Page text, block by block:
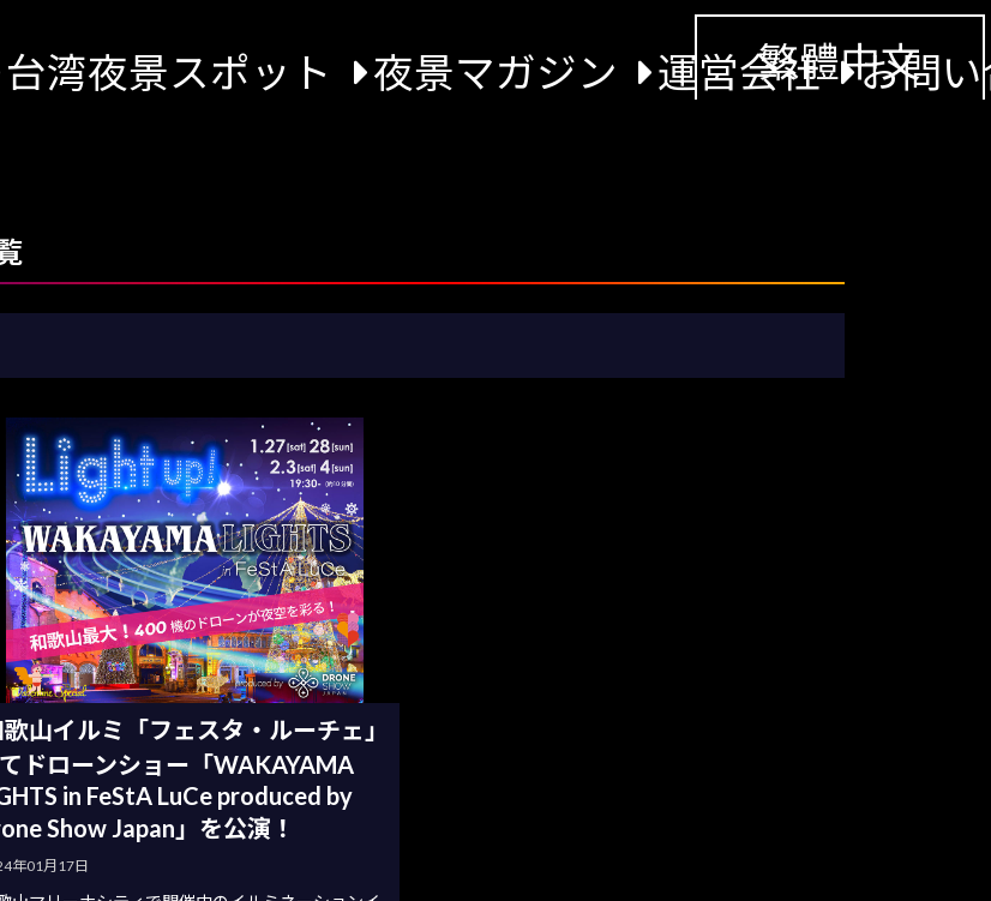
台湾夜景スポット 夜景マガジン 運営会社 お問
繁體中文
山イルミ「フェスタ・ルーチェ」
ドローンショー「WAKAYAMA
in FeStA LuCe produced by
Show Japan」を公演！
年01月17日